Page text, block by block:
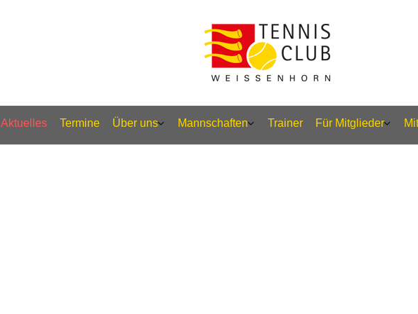
Aktuelles Termine Über uns Mannschaften Trainer Für Mitglieder